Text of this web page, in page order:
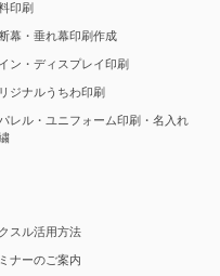
印刷
幕・垂れ幕印刷作成
ン・ディスプレイ印刷
ジナルうちわ印刷
レル・ユニフォーム印刷・名入れ
スル活用方法
ナーのご案内